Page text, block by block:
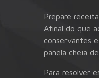
Prepare
Afinal do que
conservantes
panela cheia
Para resolver